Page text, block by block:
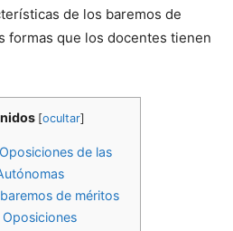
de los baremos de
formas que los docentes tienen
[ocultar]
de las
de méritos